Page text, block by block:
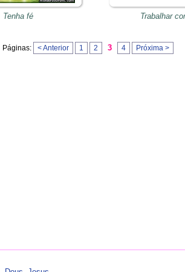
Tenha fé Trabalhar
Páginas: < Anterior 1 2 3 4 Próxima >